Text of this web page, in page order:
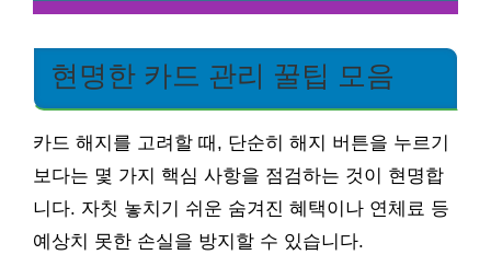
현명한 카드 관리 꿀팁 모음
카드 해지를 고려할 때, 단순히 해지 버튼을 누르기
보다는 몇 가지 핵심 사항을 점검하는 것이 현명합
니다. 자칫 놓치기 쉬운 숨겨진 혜택이나 연체료 등
예상치 못한 손실을 방지할 수 있습니다.